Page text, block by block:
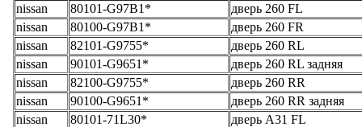
nissan
80101-G97B1*
дверь 260 FL
nissan
80100-G97B1*
дверь 260 FR
nissan
82101-G9755*
дверь 260 RL
nissan
90101-G9651*
дверь 260 RL задняя
nissan
82100-G9755*
дверь 260 RR
nissan
90100-G9651*
дверь 260 RR задняя
nissan
80101-71L30*
дверь A31 FL